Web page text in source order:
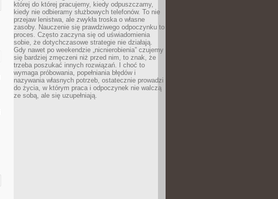
której do której pracujemy, kiedy odpuszczamy,
kiedy nie odbieramy służbowych telefonów. To nie
przejaw lenistwa, ale zwykła troska o własne
zasoby. Nauczenie się prawdziwego odpoczynku to
proces. Często zaczyna się od uświadomienia
sobie, że dotychczasowe strategie nie działają.
Gdy nawet po weekendzie „nicnierobienia” czujemy
się bardziej zmęczeni niż przed nim, to znak, że
trzeba poszukać innych rozwiązań. I choć to
wymaga próbowania, popełniania błędów i
nazywania własnych potrzeb, ostatecznie prowadzi
do życia, w którym praca i odpoczynek nie walczą
ze sobą, ale się uzupełniają.